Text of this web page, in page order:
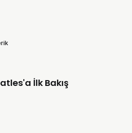
İlk Bakış